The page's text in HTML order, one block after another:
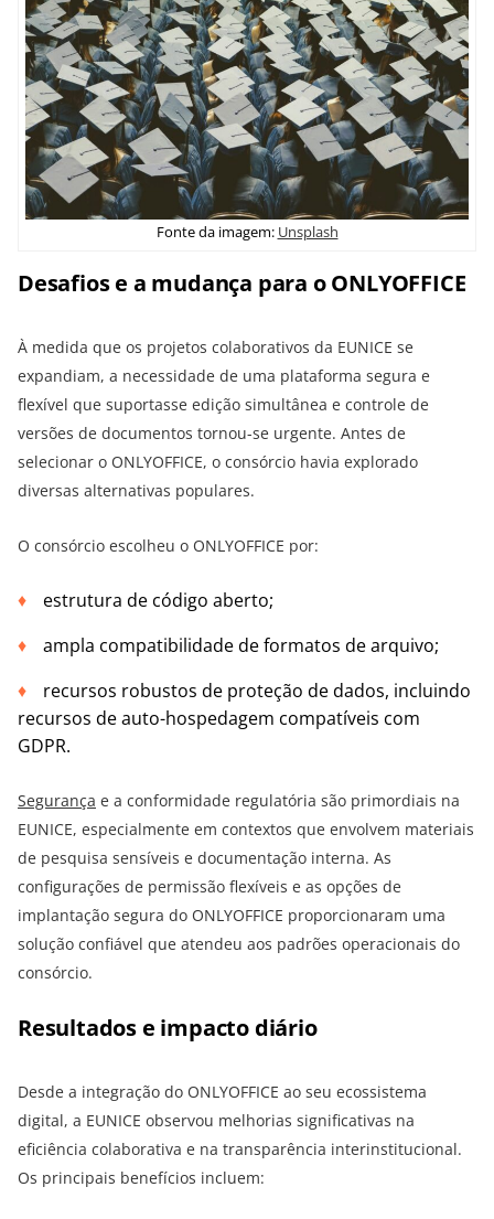
Fonte da imagem: Unsplash
Desafios e a mudança para o ONLYOFFICE
À medida que os projetos colaborativos da EUNICE se
expandiam, a necessidade de uma plataforma segura e
flexível que suportasse edição simultânea e controle de
versões de documentos tornou-se urgente. Antes de
selecionar o ONLYOFFICE, o consórcio havia explorado
diversas alternativas populares.
O consórcio escolheu o ONLYOFFICE por:
estrutura de código aberto;
ampla compatibilidade de formatos de arquivo;
recursos robustos de proteção de dados, incluindo
recursos de auto-hospedagem compatíveis com
GDPR.
Segurança e a conformidade regulatória são primordiais na
EUNICE, especialmente em contextos que envolvem materiais
de pesquisa sensíveis e documentação interna. As
configurações de permissão flexíveis e as opções de
implantação segura do ONLYOFFICE proporcionaram uma
solução confiável que atendeu aos padrões operacionais do
consórcio.
Resultados e impacto diário
Desde a integração do ONLYOFFICE ao seu ecossistema
digital, a EUNICE observou melhorias significativas na
eficiência colaborativa e na transparência interinstitucional.
Os principais benefícios incluem: